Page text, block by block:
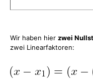
Wir haben hier zwei
zwei Linearfaktoren: